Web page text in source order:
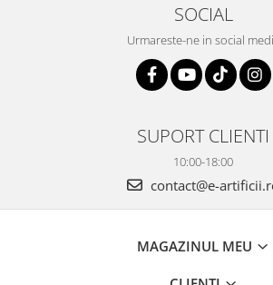
SOCIAL
Urmareste-ne in social
SUPORT CLIENTI
10:00-18:00
contact@e-
MAGAZINUL MEU